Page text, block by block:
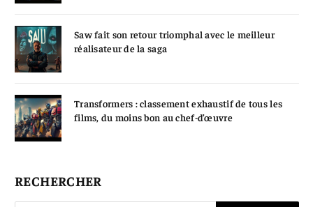
Saw fait son retour triomphal avec le meilleur
réalisateur de la saga
Transformers : classement exhaustif de tous les
films, du moins bon au chef-d’œuvre
RECHERCHER